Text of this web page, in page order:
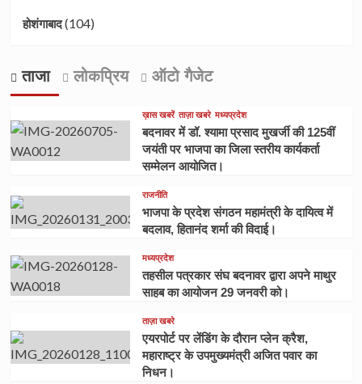
होशंगाबाद(104)
ताजा लोकप्रिय ऑटो गैजेट
ख़ास खबरें ताज़ा खबरे मध्यप्रदेश
बदनावर में डॉ. श्यामा प्रसाद मुखर्जी की 125वीं
जयंती पर भाजपा का जिला स्तरीय कार्यकर्ता
सम्मेलन आयोजित।
राजनीति
भाजपा के प्रदेश संगठन महामंत्री के दायित्व में
बदलाव, हितानंद शर्मा की विदाई।
मध्यप्रदेश
तहसील पत्रकार संघ बदनावर द्वारा अपने माथुर
साहब का आयोजन 29 जनवरी को।
ताज़ा खबरे
एयरपोर्ट पर लेंडिंग के दौरान प्लेन क्रैश,
महाराष्ट्र के उपमुख्यमंत्री अजित पवार का
निधन।